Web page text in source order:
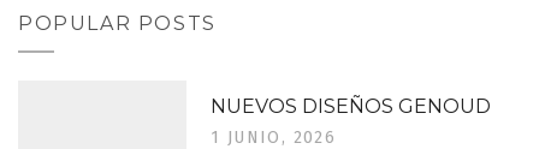
POPULAR POSTS
NUEVOS DISEÑOS GENOUD
1 JUNIO, 2026